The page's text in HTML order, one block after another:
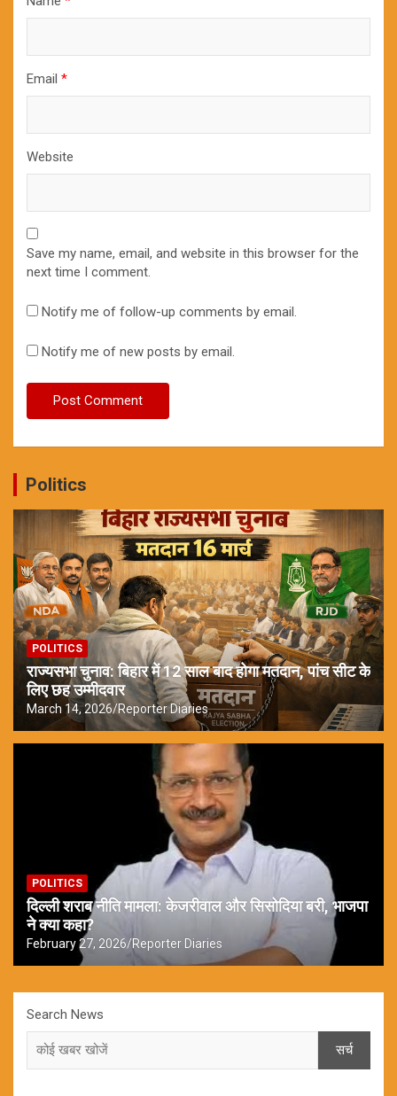
Email *
Website
Save my name, email, and website in this browser for the
next time I comment.
Notify me of follow-up comments by email.
Notify me of new posts by email.
Politics
POLITICS
राज्यसभा चुनाव: बिहार में 12 साल बाद होगा मतदान, पांच सीट के
लिए छह उम्मीदवार
March 14, 2026 Reporter Diaries
POLITICS
दिल्ली शराब नीति मामला: केजरीवाल और सिसोदिया बरी, भाजपा
ने क्या कहा?
February 27, 2026 Reporter Diaries
Search News
सर्च